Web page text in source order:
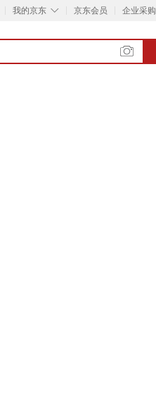
◇
我的京东 京东会员 企业采购